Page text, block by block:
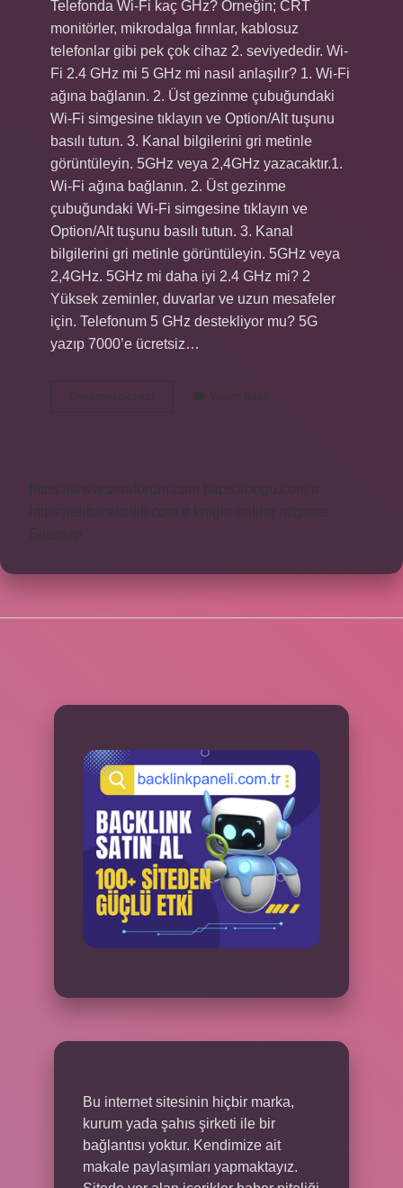
Telefonda Wi-Fi kaç GHz? Örneğin; CRT
monitörler, mikrodalga fırınlar, kablosuz
telefonlar gibi pek çok cihaz 2. seviyededir. Wi-
Fi 2.4 GHz mi 5 GHz mi nasıl anlaşılır? 1. Wi-Fi
ağına bağlanın. 2. Üst gezinme çubuğundaki
Wi-Fi simgesine tıklayın ve Option/Alt tuşunu
basılı tutun. 3. Kanal bilgilerini gri metinle
görüntüleyin. 5GHz veya 2,4GHz yazacaktır.1.
Wi-Fi ağına bağlanın. 2. Üst gezinme
çubuğundaki Wi-Fi simgesine tıklayın ve
Option/Alt tuşunu basılı tutun. 3. Kanal
bilgilerini gri metinle görüntüleyin. 5GHz veya
2,4GHz. 5GHz mi daha iyi 2.4 GHz mi? 2
Yüksek zeminler, duvarlar ve uzun mesafeler
için. Telefonum 5 GHz destekliyor mu? 5G
yazıp 7000’e ücretsiz…
Devamını okuyun
Wi-
Yorum Bırak
https://www.seraforum.com
https://begu.com.tr
https://elifcicekcilik.com.tr
knight online
nttgame
Sitemap
Bu internet sitesinin hiçbir marka,
kurum yada şahıs şirketi ile bir
bağlantısı yoktur. Kendimize ait
makale paylaşımları yapmaktayız.